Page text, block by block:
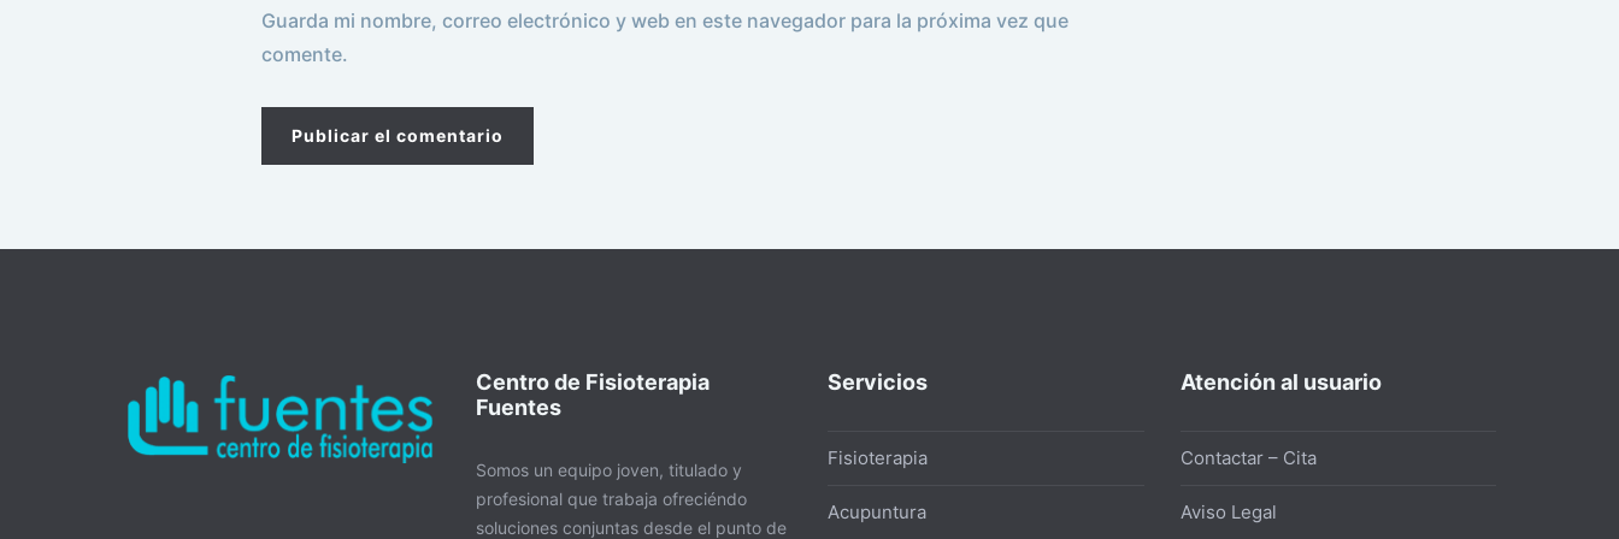
Guarda mi nombre, correo electrónico y web en este navegador para la próxima vez que
comente.
Centro de Fisioterapia
Fuentes
Somos un equipo joven, titulado y
profesional que trabaja ofreciéndo
soluciones conjuntas desde el punto de
Servicios
Fisioterapia
Acupuntura
Atención al usuario
Contactar – Cita
Aviso Legal